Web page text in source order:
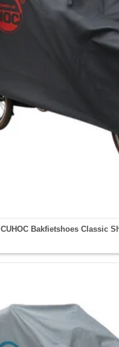
CUHOC Bakfietshoes Classic